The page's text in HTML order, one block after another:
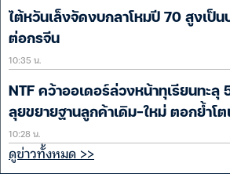
ไต้หวันเล็งจัดงบกลาโหมปี 70 สูงเป็
ต่อกรจีน
10:35 น.
NTF คว้าออเดอร์ล่วงหน้าทุเรียนทะ
ลุยขยายฐานลูกค้าเดิม-ใหม่ ตอกย้ำโ
10:28 น.
ดูข่าวทั้งหมด >>